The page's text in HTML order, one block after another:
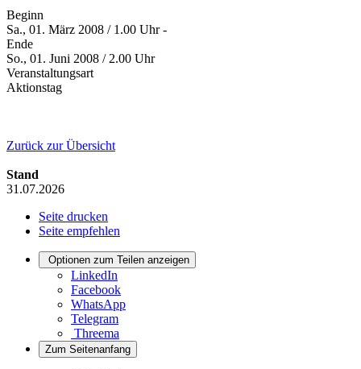
Beginn
Sa., 01. März 2008 / 1.00 Uhr -
Ende
So., 01. Juni 2008 / 2.00 Uhr
Veranstaltungsart
Aktionstag
Zurück zur Übersicht
Stand
31.07.2026
Seite drucken
Seite empfehlen
Optionen zum Teilen anzeigen
LinkedIn
Facebook
WhatsApp
Telegram
Threema
Zum Seitenanfang